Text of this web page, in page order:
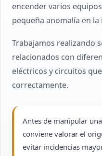
encender varios
pequeña anomalía en la
Trabajamos realizando
relacionados con
eléctricos y circuitos
correctamente.
Antes de manipular
conviene valorar el
evitar incidencias